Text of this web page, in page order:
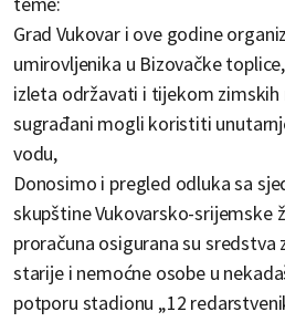
Grad Vukovar i ove godine
umirovljenika u Bizovačke
izleta održavati i tijekom
sugrađani mogli koristiti
vodu,
Donosimo i pregled odluka sa
skupštine Vukovarsko-srijemske
proračuna osigurana su sredstva
starije i nemoćne osobe u
potporu stadionu „12